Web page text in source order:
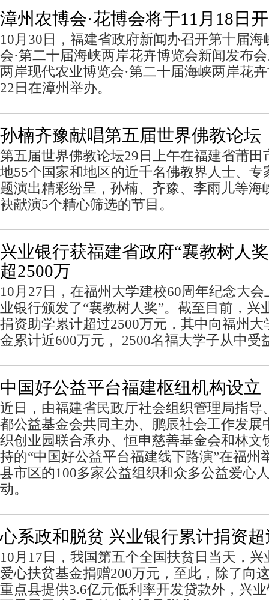
漳州农博会·花博会将于11月18日
10月30日，福建省政府新闻办召开第十届
会·第二十届海峡两岸花卉博览会新闻发布
两岸现代农业博览会·第二十届海峡两岸花
22日在漳州举办。
孙楠齐豫献唱第五届世界佛教论坛
第五届世界佛教论坛29日上午在福建省莆田
地55个国家和地区的近千名佛教界人士、专
题演出精彩纷呈，孙楠、齐豫、李雨儿等海
袂献演5个精心筛选的节目。
兴业银行获福建省政府“襄教树人
超2500万
10月27日，在福州大学建校60周年纪念大
业银行颁发了“襄教树人奖”。截至目前，兴
捐资助学累计超过2500万元，其中向福州
金累计近600万元， 2500名福大学子从中受
中国好公益平台福建枢纽机构设立
近日，由福建省民政厅社会组织管理局指导
都公益基金会共同主办、鹏辰社会工作发展
织创业园联合承办、恒申慈善基金会和林文
持的“中国好公益平台福建线下路演”在福州
县市区的100多家公益组织和众多公益爱心
动。
心系政和脱贫 兴业银行累计捐资超
10月17日，我国第五个全国扶贫日当天，
爱心扶贫基金捐赠200万元，至此，除了向
重点县提供3.6亿元低利率开发贷款外，兴